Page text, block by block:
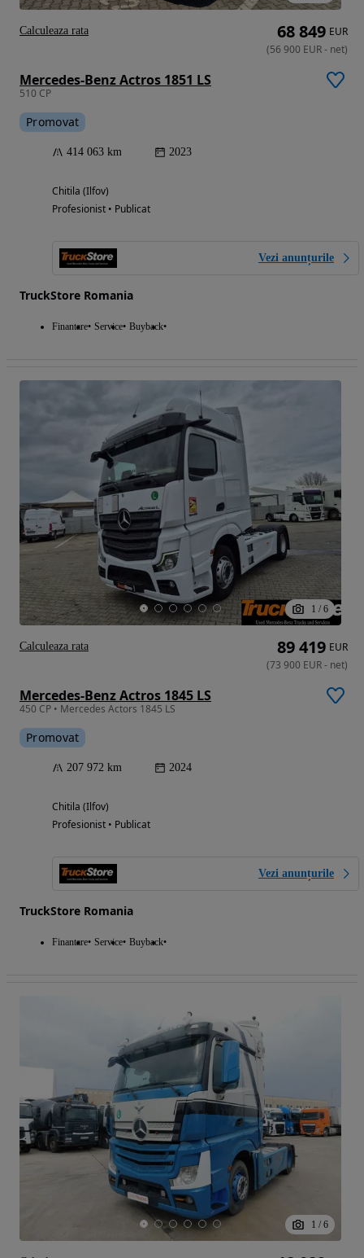
Mercedes-Benz Actros 1851 LS
510 CP
Promovat
414 063 km 2023
Chitila (Ilfov)
Profesionist • Publicat
Vezi anunțurile
TruckStore Romania
Finantare Service Buyback
68 849 EUR
(56 900 EUR- net)
Calculeaza rata
1 / 6
Mercedes-Benz Actros 1845 LS
450 CP • Mercedes Actors 1845 LS
Promovat
207 972 km 2024
Chitila (Ilfov)
Profesionist • Publicat
Vezi anunțurile
TruckStore Romania
Finantare Service Buyback
89 419 EUR
(73 900 EUR- net)
Calculeaza rata
1 / 6